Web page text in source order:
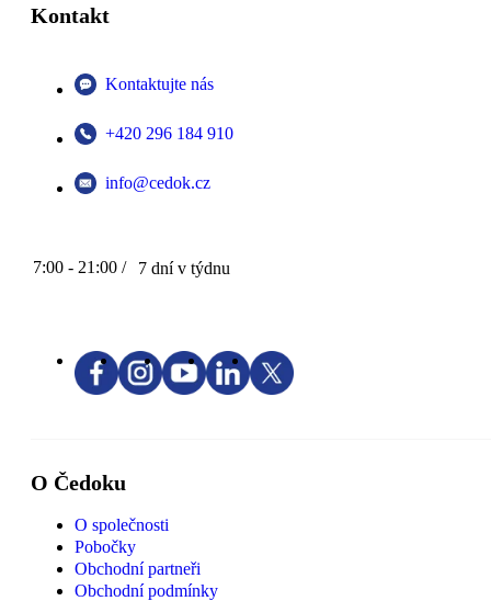
Kontakt
Kontaktujte nás
+420 296 184 910
info@cedok.cz
7:00 - 21:00 / 7 dní v týdnu
O Čedoku
O společnosti
Pobočky
Obchodní partneři
Obchodní podmínky